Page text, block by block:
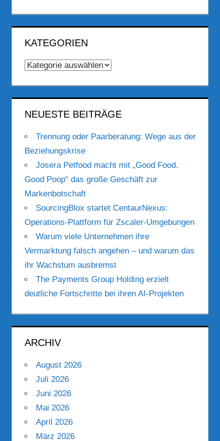
KATEGORIEN
Kategorien
NEUESTE BEITRÄGE
Trennung oder Paarberatung: Wege aus der
Beziehungskrise
Josera Petfood macht mit „Good Food.
Good Poop“ das große Geschäft zur
Markenbotschaft
SourcingBlox startet CentaurNexus:
Operations-Plattform für Zscaler-Umgebungen
Warum viele Unternehmen ihre
Vermarktung falsch angehen – und warum das
ihr Wachstum ausbremst
The Payments Group Holding erzielt
deutliche Fortschritte bei ihren AI-Projekten
ARCHIV
August 2026
Juli 2026
Juni 2026
Mai 2026
April 2026
März 2026